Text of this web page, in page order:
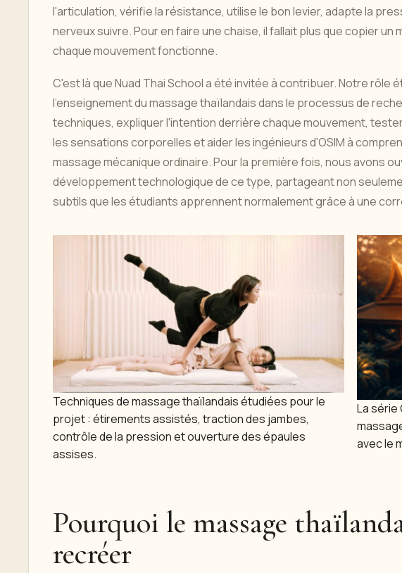
l'articulation, vérifie la résistance, utilise le bon levier, adapte la
nerveux suivre. Pour en faire une chaise, il fallait plus que copier
chaque mouvement fonctionne.
C'est là que Nuad Thai School a été invitée à contribuer. Notre
l'enseignement du massage thaïlandais dans le processus de
techniques, expliquer l'intention derrière chaque mouvement,
les sensations corporelles et aider les ingénieurs d'OSIM à
massage mécanique ordinaire. Pour la première fois, nous avons
développement technologique de ce type, partageant non
subtils que les étudiants apprennent normalement grâce à une
Techniques de massage thaïlandais étudiées pour le
projet : étirements assistés, traction des jambes,
contrôle de la pression et ouverture des épaules
assises.
La série
avec le
Pourquoi le massage
recréer